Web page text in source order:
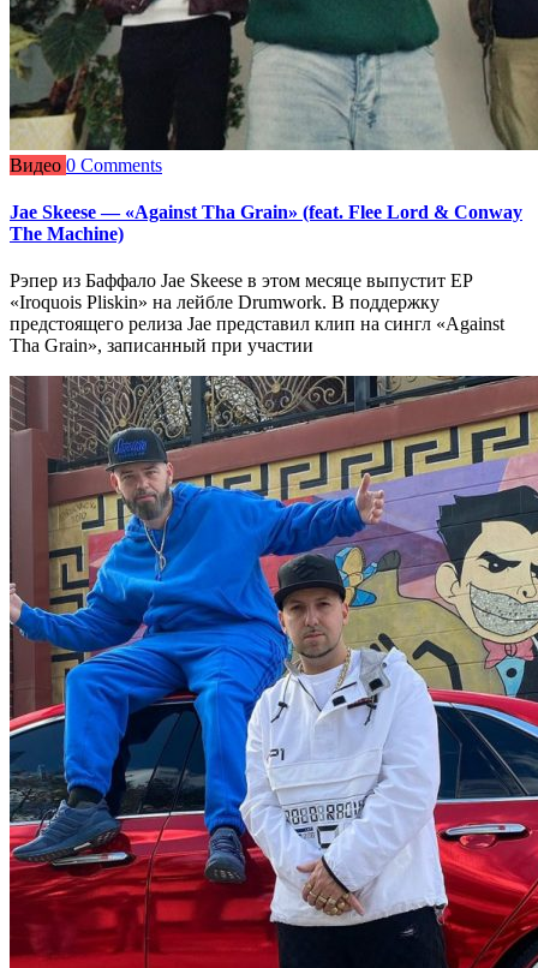
Видео 0 Comments
Jae Skeese — «Against Tha Grain» (feat. Flee Lord & Conway
The Machine)
Рэпер из Баффало Jae Skeese в этом месяце выпустит EP
«Iroquois Pliskin» на лейбле Drumwork. В поддержку
предстоящего релиза Jae представил клип на сингл «Against
Tha Grain», записанный при участии